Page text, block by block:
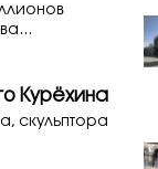
Курёхина
скульптора